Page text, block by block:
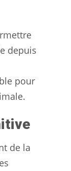
depuis
pour
de la